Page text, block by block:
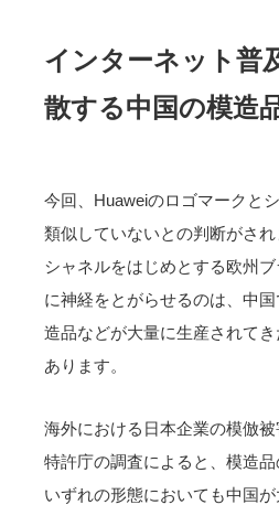
インターネット普
散する中国の模造
今回、Huaweiのロゴマークと
類似していないとの判断がさ
シャネルをはじめとする欧州
に神経をとがらせるのは、中
造品などが大量に生産されて
あります。
海外における日本企業の模倣被
特許庁の調査によると、模造
いずれの形態においても中国が